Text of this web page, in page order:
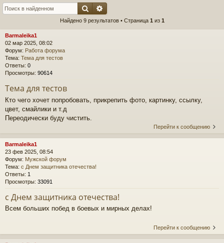
ел Поиск
Найдено 9 результатов • Страница 1 из 1
Barmaleika1
02 мар 2025, 08:02
Форум: Работа форума
Тема: Тема для тестов
Ответы: 0
Просмотры: 90614
Тема для тестов
Кто чего хочет попробовать, прикрепить фото, картинку, ссылку,
цвет, смайлики и т.д
Переодически буду чистить.
Перейти к сообщению
Barmaleika1
23 фев 2025, 08:54
Форум: Мужской форум
Тема: с Днем защитника отечества!
Ответы: 1
Просмотры: 33091
с Днем защитника отечества!
Всем больших побед в боевых и мирных делах!
Перейти к сообщению